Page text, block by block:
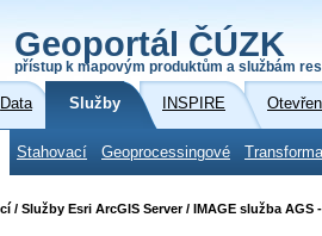
Geoportál ČÚZK
přístup k mapovým produktům a službám
Data Služby INSPIRE
Stahovací Geoprocessingové
/ Služby Esri ArcGIS Server / IMAGE služba